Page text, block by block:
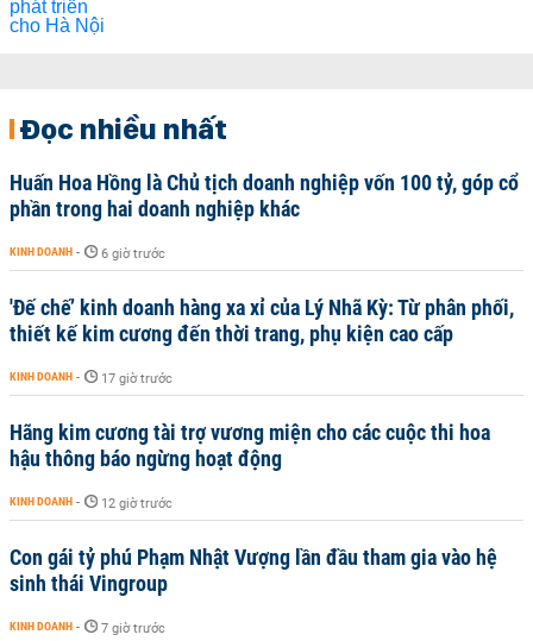
Đọc nhiều nhất
Huấn Hoa Hồng là Chủ tịch doanh nghiệp vốn 100 tỷ, góp cổ
phần trong hai doanh nghiệp khác
KINH DOANH - 6 giờ trước
'Đế chế’ kinh doanh hàng xa xỉ của Lý Nhã Kỳ: Từ phân phối,
thiết kế kim cương đến thời trang, phụ kiện cao cấp
KINH DOANH - 17 giờ trước
Hãng kim cương tài trợ vương miện cho các cuộc thi hoa
hậu thông báo ngừng hoạt động
KINH DOANH - 12 giờ trước
Con gái tỷ phú Phạm Nhật Vượng lần đầu tham gia vào hệ
sinh thái Vingroup
KINH DOANH - 7 giờ trước